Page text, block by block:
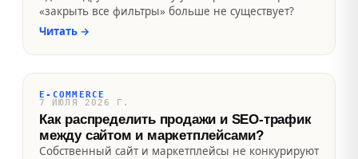
«закрыть все фильтры» больше не существует?
Читать →
E-COMMERCE
7 ИЮЛЯ 2026 Г.
Как распределить продажи и SEO-трафик
между сайтом и маркетплейсами?
Собственный сайт и маркетплейсы не конкурируют